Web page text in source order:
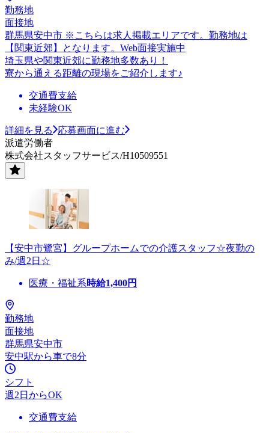
勤務地
面接地
群馬県安中市 ※こちらは求人掲載エリアです。勤務地は
【関東近郊】となります。Web面接実施中
埼玉県や関東近郊に勤務地多数あり！
寮から通える距離の現場をご紹介します♪
交通費支給
未経験OK
詳細を見る
応募画面に進む
派遣労働者
株式会社スタッフサービス/H10509551
【安中市鷺宮】グループホームでの介護スタッフ☆夜勤の
み/週2日☆
医療・福祉系時給1,400円
勤務地
面接地
群馬県安中市
安中駅から車で8分
シフト
週2日からOK
交通費支給